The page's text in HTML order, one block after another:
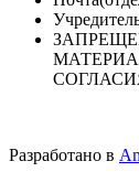
Разработано в